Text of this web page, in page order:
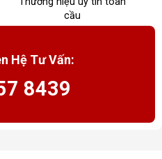
cầu
Hệ Tư Vấn:
8439